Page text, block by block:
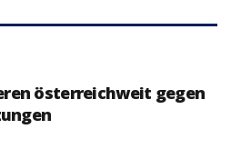
österreichweit gegen